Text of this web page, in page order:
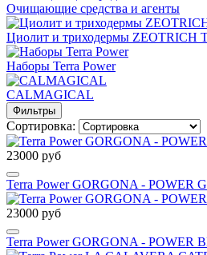
Очищающие средства и агенты
Циолит и триходермы ZEOTRICH
Наборы Terra Power
CALMAGICAL
Фильтры
Сортировка:
23000 руб
Terra Power GORGONA - POWER
23000 руб
Terra Power GORGONA - POWER